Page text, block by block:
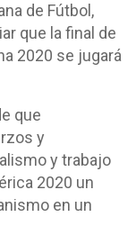
de Fútbol,
que la final de
2020 se jugará
que
y
y trabajo
2020 un
en un